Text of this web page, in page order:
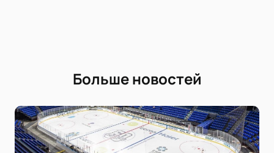
Больше новостей